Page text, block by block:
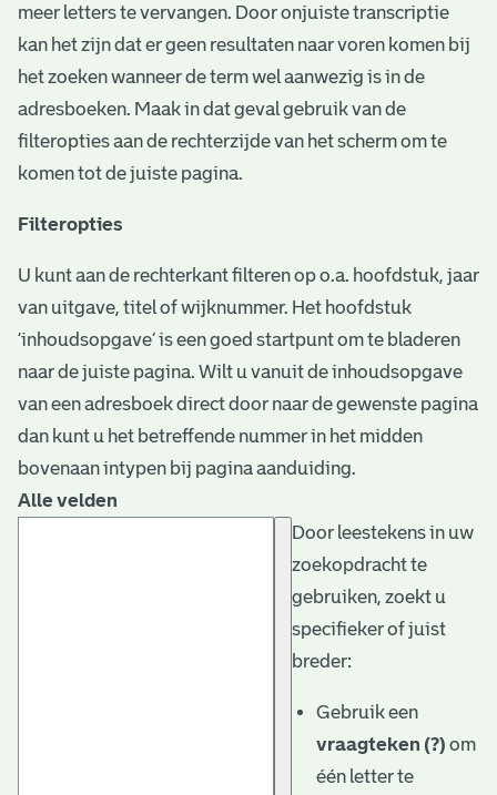
meer letters te vervangen. Door onjuiste transcriptie
kan het zijn dat er geen resultaten naar voren komen bij
het zoeken wanneer de term wel aanwezig is in de
adresboeken. Maak in dat geval gebruik van de
filteropties aan de rechterzijde van het scherm om te
komen tot de juiste pagina.
Filteropties
U kunt aan de rechterkant filteren op o.a. hoofdstuk, jaar
van uitgave, titel of wijknummer. Het hoofdstuk
‘inhoudsopgave’ is een goed startpunt om te bladeren
naar de juiste pagina. Wilt u vanuit de inhoudsopgave
van een adresboek direct door naar de gewenste pagina
dan kunt u het betreffende nummer in het midden
bovenaan intypen bij pagina aanduiding.
Alle velden
Door leestekens in uw
zoekopdracht te
gebruiken, zoekt u
specifieker of juist
breder:
Gebruik een
vraagteken (?) om
één letter te